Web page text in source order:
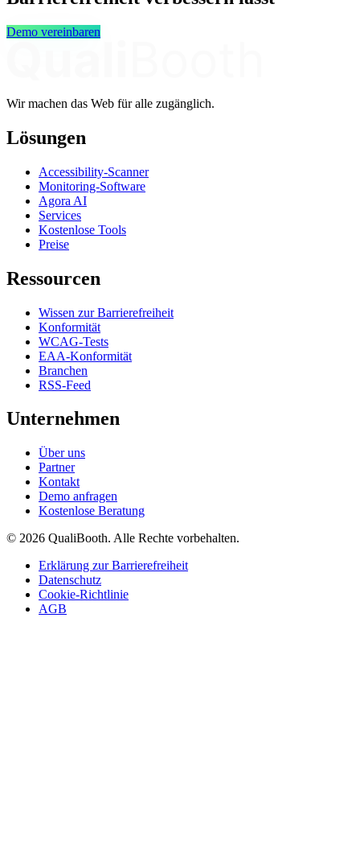
Demo vereinbaren
Wir machen das Web für alle zugänglich.
Lösungen
Accessibility-Scanner
Monitoring-Software
Agora AI
Services
Kostenlose Tools
Preise
Ressourcen
Wissen zur Barrierefreiheit
Konformität
WCAG-Tests
EAA-Konformität
Branchen
RSS-Feed
Unternehmen
Über uns
Partner
Kontakt
Demo anfragen
Kostenlose Beratung
© 2026 QualiBooth. Alle Rechte vorbehalten.
Erklärung zur Barrierefreiheit
Datenschutz
Cookie-Richtlinie
AGB